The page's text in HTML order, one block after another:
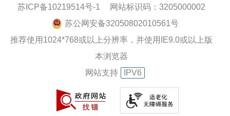
苏ICP备10219514号-1
网站标识码：3205000002
苏公网安备32050802010561号
推荐使用1024*768或以上分辨率，并使用IE9.0或以上版
本浏览器
网站支持
IPV6